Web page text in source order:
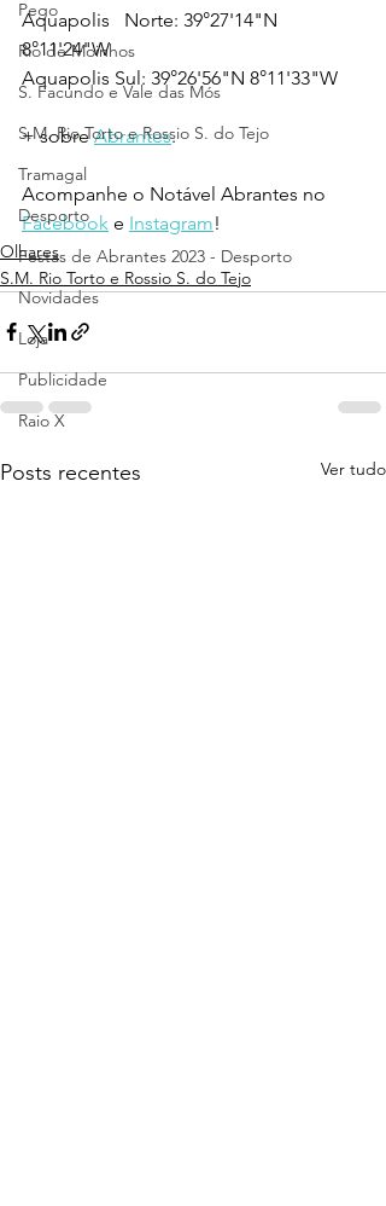
Pego
Rio de Moinhos
S. Facundo e Vale das Mós
S.M. Rio Torto e Rossio S. do Tejo
Tramagal
Desporto
Festas de Abrantes 2023 - Desporto
Novidades
Loja
Publicidade
Raio X
Aquapolis   Norte: 39°27'14"N
8°11'24"W
Aquapolis Sul: 39°26'56"N 8°11'33"W
+ sobre Abrantes.
Acompanhe o Notável Abrantes no
Facebook e Instagram!
Olhares
S.M. Rio Torto e Rossio S. do Tejo
Posts recentes Ver tudo